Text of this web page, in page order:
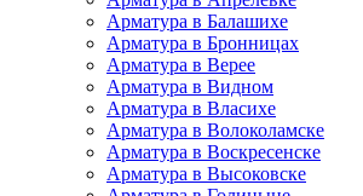
Арматура в Балашихе
Арматура в Бронницах
Арматура в Верее
Арматура в Видном
Арматура в Власихе
Арматура в Волоколамске
Арматура в Воскресенске
Арматура в Высоковске